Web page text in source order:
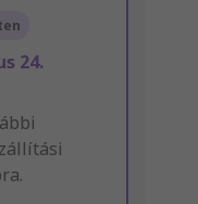
24.